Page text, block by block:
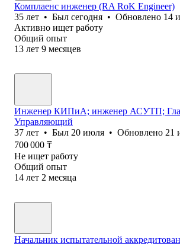
Комплаенс инженер (RA RoK Engineer)
35 лет • Был сегодня • Обновлено 14
Активно ищет работу
Общий опыт
13 лет 9 месяцев
Инженер КИПиА; инженер АСУТП;
Управляющий
37 лет • Был 20 июля • Обновлено 21
700 000 ₸
Не ищет работу
Общий опыт
14 лет 2 месяца
Начальник испытательной